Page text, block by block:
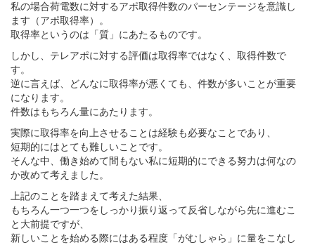
私の場合荷電数に対するアポ取得件数のパーセンテージを意識し
ます（アポ取得率）。
取得率というのは「質」にあたるものです。
しかし、テレアポに対する評価は取得率ではなく、取得件数で
す。
逆に言えば、どんなに取得率が悪くても、件数が多いことが重要
になります。
件数はもちろん量にあたります。
実際に取得率を向上させることは経験も必要なことであり、
短期的にはとても難しいことです。
そんな中、働き始めて間もない私に短期的にできる努力は何なの
か改めて考えました。
上記のことを踏まえて考えた結果、
もちろん一つ一つをしっかり振り返って反省しながら先に進むこ
と大前提ですが、
新しいことを始める際にはある程度「がむしゃら」に量をこなし